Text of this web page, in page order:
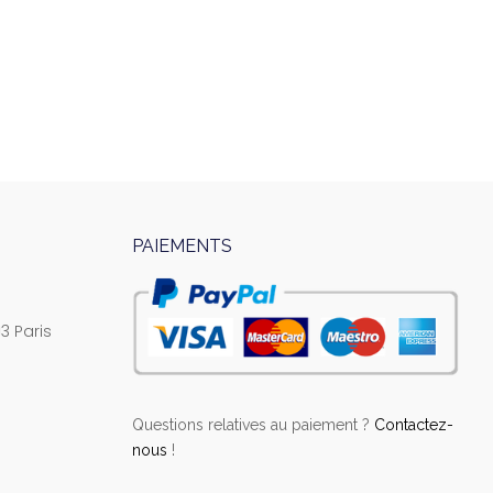
Paris
PAIEMENTS
Questions relatives au paiement ? Contactez-
nous !